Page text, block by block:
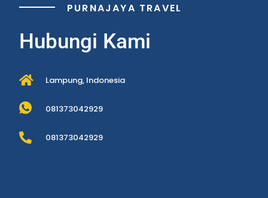
PURNAJAYA TRAVEL
Hubungi Kami
Lampung, Indonesia
081373042929
081373042929